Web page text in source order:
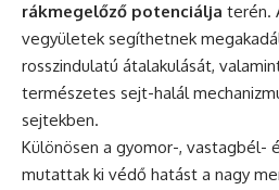
rákmegelőző potenciálja terén.
vegyületek segíthetnek
rosszindulatú átalakulását,
természetes sejt-halál
sejtekben.
Különösen a gyomor-, vastagbél-
mutattak ki védő hatást a nagy